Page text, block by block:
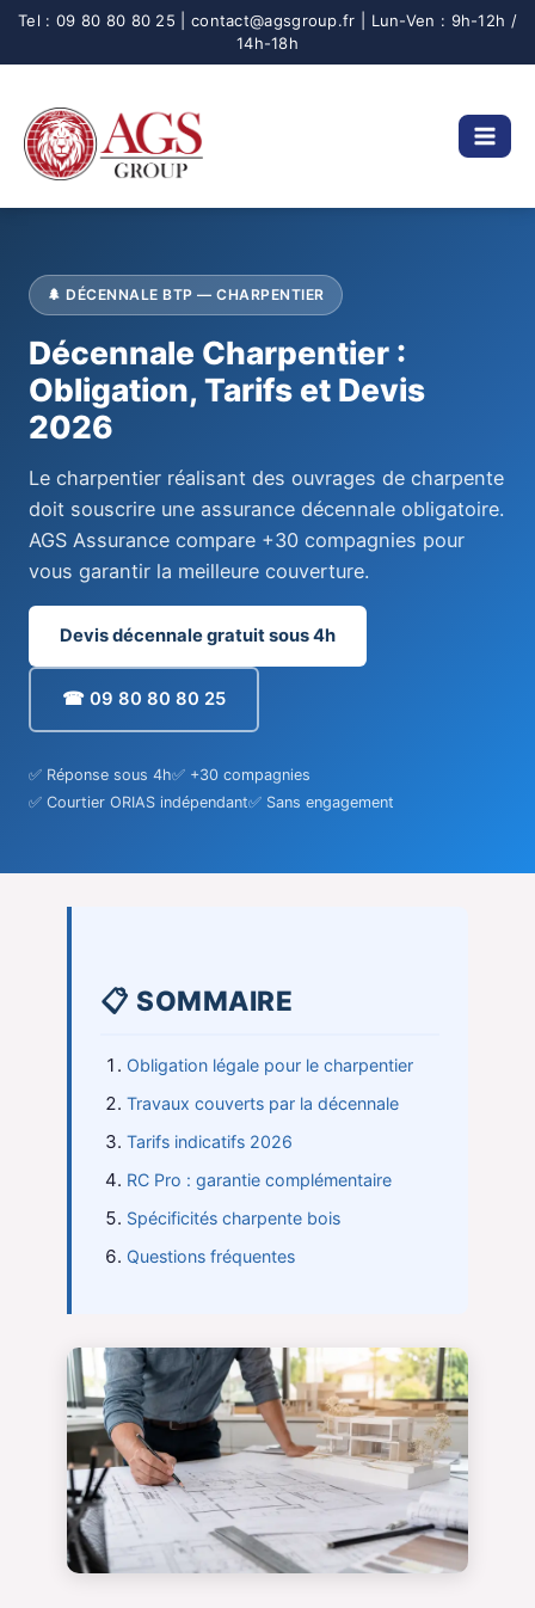
Aller
🌲 DÉCENNALE BTP — CHARPENTIER
Décennale Charpentier :
Obligation, Tarifs et Devis
2026
Le charpentier réalisant des ouvrages de charpente
doit souscrire une assurance décennale obligatoire.
AGS Assurance compare +30 compagnies pour
vous garantir la meilleure couverture.
Devis décennale gratuit sous 4h
☎ 09 80 80 80 25
✅ Réponse sous 4h✅ +30 compagnies
✅ Courtier ORIAS indépendant✅ Sans engagement
📋 SOMMAIRE
Obligation légale pour le charpentier
Travaux couverts par la décennale
Tarifs indicatifs 2026
RC Pro : garantie complémentaire
Spécificités charpente bois
Questions fréquentes